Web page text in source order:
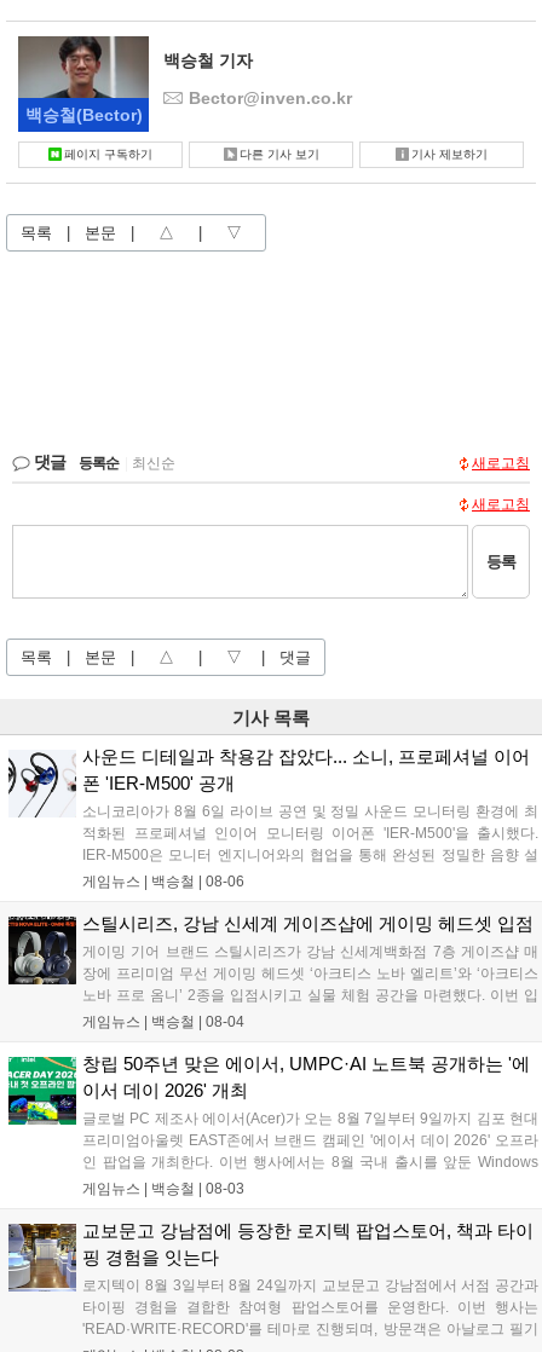
백승철(Bector)
백승철 기자
Bector@inven.co.kr
페이지 구독하기 다른 기사 보기 기사 제보하기
목록 본문 △ ▽
댓글 등록순 최신순 새로고침
새로고침
등록
목록 본문 △ ▽ 댓글
기사 목록
사운드 디테일과 착용감 잡았다... 소니, 프로페셔널 이어
폰 'IER-M500' 공개
소니코리아가 8월 6일 라이브 공연 및 정밀 사운드 모니터링 환경에 최
적화된 프로페셔널 인이어 모니터링 이어폰 'IER-M500'을 출시했다.
IER-M500은 모니터 엔지니어와의 협업을 통해 완성된 정밀한 음향 설
계와 뛰어난 수동 차음 성능을 갖춰, 외부 소음이 많은 환경에서도 디테
피팅 서포터를 적용해 장시간 착용 시에도 안정적이고 편안한 환경을 제
공한다....
게임뉴스 | 백승철 08-06
스틸시리즈, 강남 신세계 게이즈샵에 게이밍 헤드셋 입점
게이밍 기어 브랜드 스틸시리즈가 강남 신세계백화점 7층 게이즈샵 매
장에 프리미엄 무선 게이밍 헤드셋 ‘아크티스 노바 엘리트’와 ‘아크티스
노바 프로 옴니’ 2종을 입점시키고 실물 체험 공간을 마련했다. 이번 입
점으로 판교 현대백화점에 이어 강남에서도 차세대 옴니플레이 및 AI 노
매할 수 있게 됐다. 스틸시리즈는 입점을 기념해 오는 8월 17일까지 해
당 매장에서 10% 할인 혜택 및 헤드셋 거치대 증정 프로모션을 진행한
다...
게임뉴스 | 백승철 08-04
창립 50주년 맞은 에이서, UMPC·AI 노트북 공개하는 '에
이서 데이 2026' 개최
글로벌 PC 제조사 에이서(Acer)가 오는 8월 7일부터 9일까지 김포 현대
프리미엄아울렛 EAST존에서 브랜드 캠페인 '에이서 데이 2026' 오프라
인 팝업을 개최한다. 이번 행사에서는 8월 국내 출시를 앞둔 Windows
11 기반 UMPC 프레데터 아틀라스 8과 초경량 AI 노트북 스위프트 에어
업 전시와 함께 방문객을 위한 다양한 현장 이벤트가 진행된다....
게임뉴스 | 백승철 08-03
교보문고 강남점에 등장한 로지텍 팝업스토어, 책과 타이
핑 경험을 잇는다
로지텍이 8월 3일부터 8월 24일까지 교보문고 강남점에서 서점 공간과
타이핑 경험을 결합한 참여형 팝업스토어를 운영한다. 이번 행사는
'READ·WRITE·RECORD'를 테마로 진행되며, 방문객은 아날로그 필기